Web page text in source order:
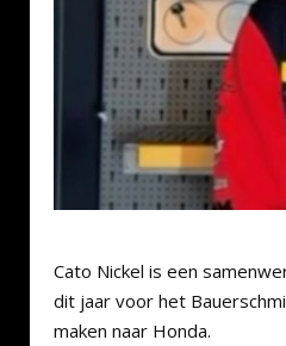
Cato Nickel is een
dit jaar voor het
maken naar Honda.